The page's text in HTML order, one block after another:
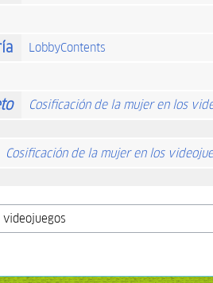
LobbyContents
Cosificación de la mujer en los
Cosificación de la mujer en los